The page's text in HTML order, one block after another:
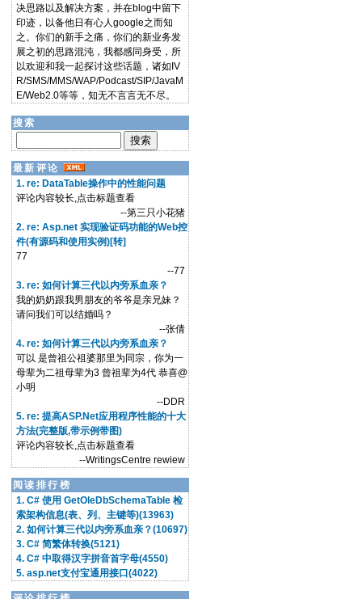
决思路以及解决方案，并在blog中留下
印迹，以备他日有心人google之而知
之。你们的新手之痛，你们的新业务发
展之初的思路混沌，我都感同身受，所
以欢迎和我一起探讨这些话题，诸如IV
R/SMS/MMS/WAP/Podcast/SIP/JavaM
E/Web2.0等等，知无不言言无不尽。
搜索
最新评论
1. re: DataTable操作中的性能问题
评论内容较长,点击标题查看
--第三只小花猪
2. re: Asp.net 实现验证码功能的Web控
件(有源码和使用实例)[转]
77
--77
3. re: 如何计算三代以内旁系血亲？
我的奶奶跟我男朋友的爷爷是亲兄妹？
请问我们可以结婚吗？
--张倩
4. re: 如何计算三代以内旁系血亲？
可以 是曾祖公祖婆那里为同宗，你为一
母辈为二祖母辈为3 曾祖辈为4代 恭喜@
小明
--DDR
5. re: 提高ASP.Net应用程序性能的十大
方法(完整版,带示例带图)
评论内容较长,点击标题查看
--WritingsCentre rewiew
阅读排行榜
1. C# 使用 GetOleDbSchemaTable 检
索架构信息(表、列、主键等)(13963)
2. 如何计算三代以内旁系血亲？(10697)
3. C# 简繁体转换(5121)
4. C# 中取得汉字拼音首字母(4550)
5. asp.net支付宝通用接口(4022)